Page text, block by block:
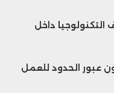
أمين بنسعيد كل
الاقتصادي
والمهدي التازي،
المغرب، وديبورا
التكنولوجيا داخل
يرون عبور الحدود للعمل